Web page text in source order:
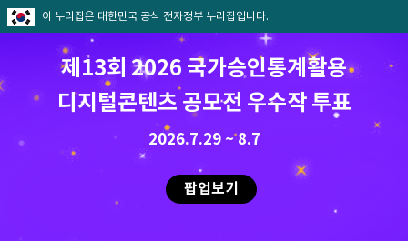
이 누리집은 대한민국 공식 전자정부 누리집입니다.
제13회 2026 국가승인통계활용
디지털콘텐츠 공모전 우수작 투표
2026.7.29 ~ 8.7
팝업보기